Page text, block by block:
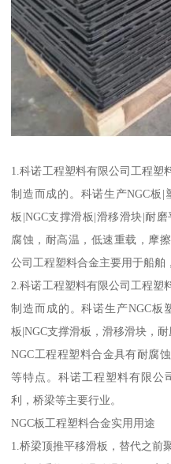
1.科诺工程塑料有限公司工程塑
制造而成的。科诺生产NGC板|
板|NGC支撑滑板|滑移滑块|耐
腐蚀，耐高温，低速重载，摩
公司工程塑料合金主要用于船舶
2.科诺工程塑料有限公司工程塑
制造而成的。科诺生产NGC板
板|NGC支撑滑板，滑移滑块，耐
NGC工程程塑料合金具有耐腐
等特点。科诺工程塑料有限公
利，桥梁等主要行业。
NGC板工程塑料合金实用用途
1.桥梁顶推平移滑板，替代之前